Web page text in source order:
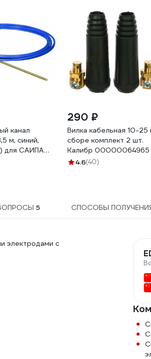
канал
м, синий,
для САИПА
290 ₽
Вилка кабельная 10-25
сборе комплект 2 шт.
Калибр 00000064965
4.6(40)
5 СПОСОБЫ
электродами с